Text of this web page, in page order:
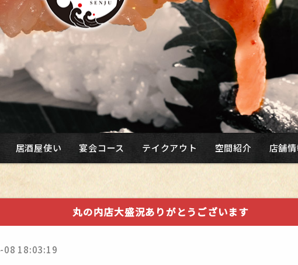
居酒屋使い 宴会コース テイクアウト 空間紹介 店舗
丸の内店大盛況ありがとうございます
08 18:03:19